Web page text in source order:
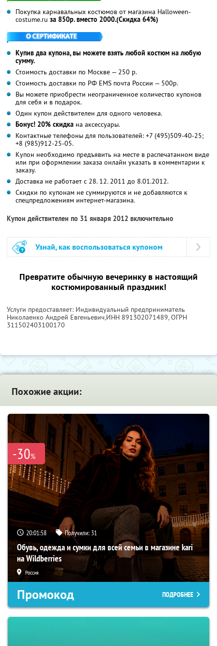
Покупка карнавальных костюмов от магазина Halloween-
costume.ru за 850р. вместо 2000.(Скидка 64%)
Купив два купона, вы можете взять любой костюм на любую
сумму.
Стоимость доставки по Москве — 250 р.
Стоимость доставки по РФ EMS почта России — 500р.
Вы можете приобрести неограниченное количество купонов
для себя и в подарок.
Один купон действителен для одного человека.
Бонус! 20% скидка на аксессуары.
Контактные телефоны для пользователей: +7 (495)509-40-25;
+8 (985)912-25-05.
Купон необходимо предъявить на месте в распечатанном виде
или при оформлении заказа онлайн указать в комментарии к
заказу.
Доставка не работает с 28. 12. 2011 до 8.01.2012.
Скидки по купонам не суммируются и не добавляются к
спецпредложениям интернет-магазина.
Купон действителен по 31 января 2012 включительно
Узнай, как воспользоваться купоном
Превратите обычную вечеринку в настоящий
костюмированный праздник!
Услуги предоставляет: Индивидуальный предприниматель
Николаенко Андрей Евгеньевич,ИНН 891302071489, ОГРН
311502403100170
Похожие акции:
-30%
20:01:57 Получили: 31
Обувь, одежда и сумки для всей семьи в магазине kari
на Wildberries
Россия
Промокод ПОДРОБНЕЕ